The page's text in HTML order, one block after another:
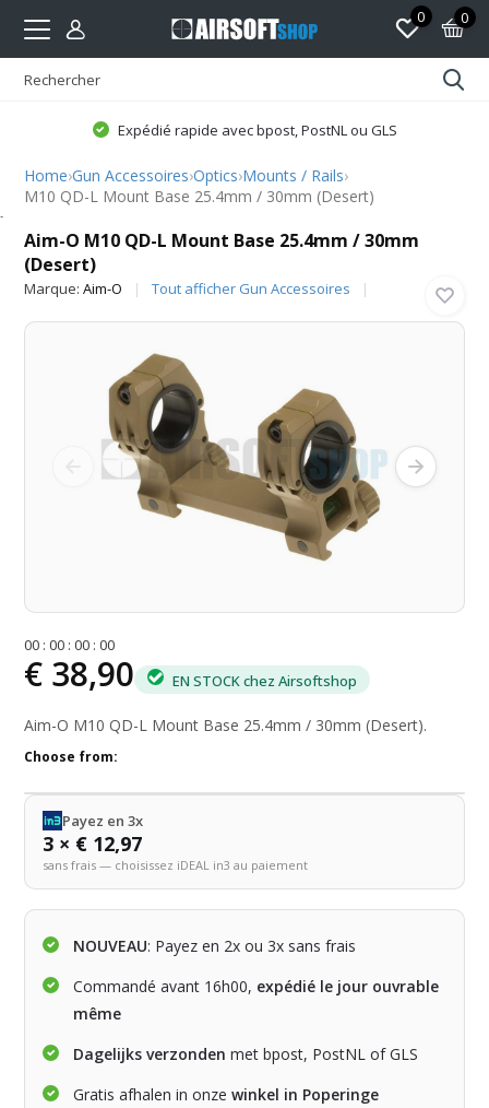
0 0
Expédié rapide avec bpost, PostNL ou GLS
Home›Gun Accessoires›Optics›Mounts / Rails›
M10 QD-L Mount Base 25.4mm / 30mm (Desert)
Aim-O M10 QD-L Mount Base 25.4mm / 30mm
(Desert)
Marque:Aim-O Tout afficher Gun Accessoires
00 :00 :00 :00
€ 38,90 EN STOCK chez Airsoftshop
Aim-O M10 QD-L Mount Base 25.4mm / 30mm (Desert).
Choose from:
Payez en 3x
3 × € 12,97
sans frais — choisissez iDEAL in3 au paiement
NOUVEAU: Payez en 2x ou 3x sans frais
Commandé avant 16h00, expédié le jour ouvrable
même
Dagelijks verzonden met bpost, PostNL of GLS
Gratis afhalen in onzewinkel in Poperinge